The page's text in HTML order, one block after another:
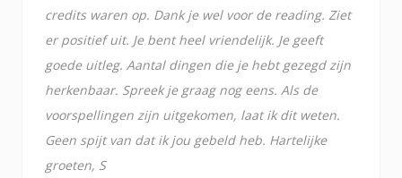
credits waren op. Dank je wel voor de reading. Ziet
er positief uit. Je bent heel vriendelijk. Je geeft
goede uitleg. Aantal dingen die je hebt gezegd zijn
herkenbaar. Spreek je graag nog eens. Als de
voorspellingen zijn uitgekomen, laat ik dit weten.
Geen spijt van dat ik jou gebeld heb. Hartelijke
groeten, S